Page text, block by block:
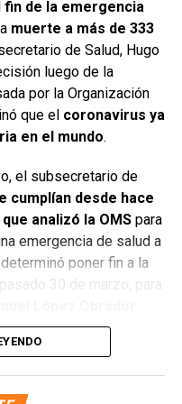
un corazón
su casa es algo
tardó en hacerse eco
Nou!”, “El Inter tumba
del fútbol italiano”
inundaron las portadas.
la gran final al ganador
soñando con
de una década. Para
un duro golpe y abre
victoria del Inter no
fútbol europeo, sino
impredecible y
la garra y la
fin de la emergencia
muerte a más de 333
de Salud, Hugo
luego de la
por la Organización
que el coronavirus ya
en el mundo.
el subsecretario de
cumplían desde hace
analizó la OMS para
emergencia de salud a
poner fin a la
30 de marzo, para
el anterior.